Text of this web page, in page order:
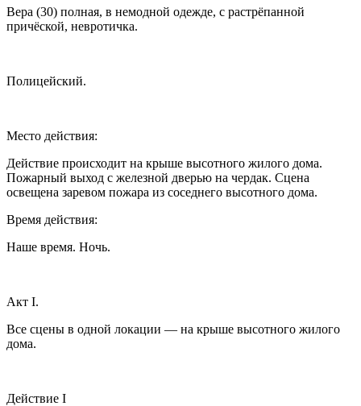
Вера (30) полная, в немодной одежде, с растрёпанной
причёской, невротичка.
Полицейский.
Место действия:
Действие происходит на крыше высотного жилого дома.
Пожарный выход с железной дверью на чердак. Сцена
освещена заревом пожара из соседнего высотного дома.
Время действия:
Наше время. Ночь.
Акт I.
Все сцены в одной локации — на крыше высотного жилого
дома.
Действие I